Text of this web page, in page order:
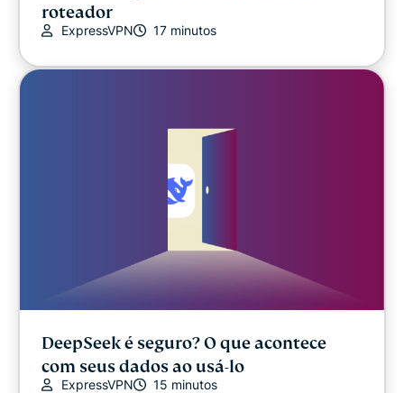
roteador
ExpressVPN 17 minutos
DeepSeek é seguro? O que acontece
com seus dados ao usá-lo
ExpressVPN 15 minutos